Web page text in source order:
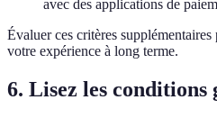
avec des applications de
Évaluer ces critères
votre expérience à long terme.
6. Lisez les conditions